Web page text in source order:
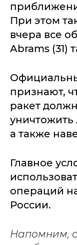
При этом
вчера все
Abrams (31)
признают,
ракет
а также
Главное
операций
России.
Напомним,